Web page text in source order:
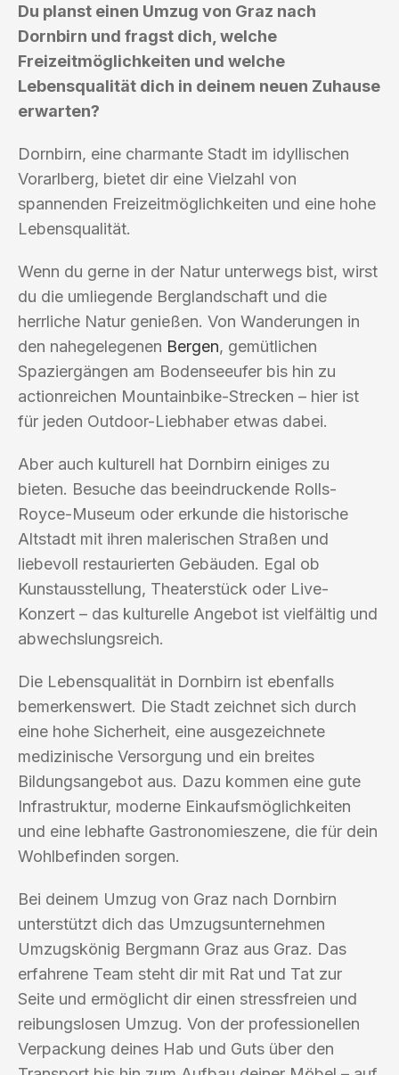
Du planst einen Umzug von Graz nach
Dornbirn und fragst dich, welche
Freizeitmöglichkeiten und welche
Lebensqualität dich in deinem neuen Zuhause
erwarten?
Dornbirn, eine charmante Stadt im idyllischen
Vorarlberg, bietet dir eine Vielzahl von
spannenden Freizeitmöglichkeiten und eine hohe
Lebensqualität.
Wenn du gerne in der Natur unterwegs bist, wirst
du die umliegende Berglandschaft und die
herrliche Natur genießen. Von Wanderungen in
den nahegelegenen Bergen, gemütlichen
Spaziergängen am Bodenseeufer bis hin zu
actionreichen Mountainbike-Strecken – hier ist
für jeden Outdoor-Liebhaber etwas dabei.
Aber auch kulturell hat Dornbirn einiges zu
bieten. Besuche das beeindruckende Rolls-
Royce-Museum oder erkunde die historische
Altstadt mit ihren malerischen Straßen und
liebevoll restaurierten Gebäuden. Egal ob
Kunstausstellung, Theaterstück oder Live-
Konzert – das kulturelle Angebot ist vielfältig und
abwechslungsreich.
Die Lebensqualität in Dornbirn ist ebenfalls
bemerkenswert. Die Stadt zeichnet sich durch
eine hohe Sicherheit, eine ausgezeichnete
medizinische Versorgung und ein breites
Bildungsangebot aus. Dazu kommen eine gute
Infrastruktur, moderne Einkaufsmöglichkeiten
und eine lebhafte Gastronomieszene, die für dein
Wohlbefinden sorgen.
Bei deinem Umzug von Graz nach Dornbirn
unterstützt dich das Umzugsunternehmen
Umzugskönig Bergmann Graz aus Graz. Das
erfahrene Team steht dir mit Rat und Tat zur
Seite und ermöglicht dir einen stressfreien und
reibungslosen Umzug. Von der professionellen
Verpackung deines Hab und Guts über den